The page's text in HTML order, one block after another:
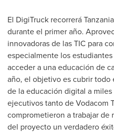
El DigiTruck recorreráTanzania
durante el primer año.
innovadoras de las TIC para
especialmente los
acceder a una educación de
año, el objetivo es cubrir
de la educación digital a
ejecutivos tanto de Vodacom
comprometieron a trabajar de
del proyecto un verdadero